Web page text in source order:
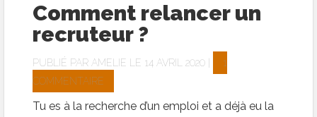
Comment relancer un
recruteur ?
PUBLIÉ PAR AMELIE LE 14 AVRIL 2020 |
1
COMMENTAIRE
Tu es à la recherche d’un emploi et a déjà eu la